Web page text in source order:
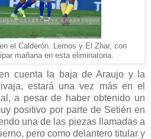
el Calderón. Lemos y El Zhar, con
mañana en esta eliminatoria.
cuenta la baja de Araujo y la
estará una vez más en el
a pesar de haber obtenido un
positivo por parte de Setién en
una de las piezas llamadas a
pero como delantero titular y